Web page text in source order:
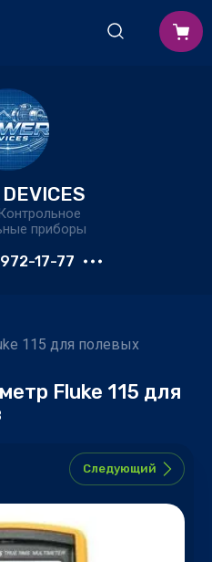
DEVICES
приборы
17-77
115 для полевых
Fluke 115 для
Следующий